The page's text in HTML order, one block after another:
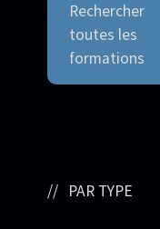
Rechercher
toutes les
formations
PAR TYPE